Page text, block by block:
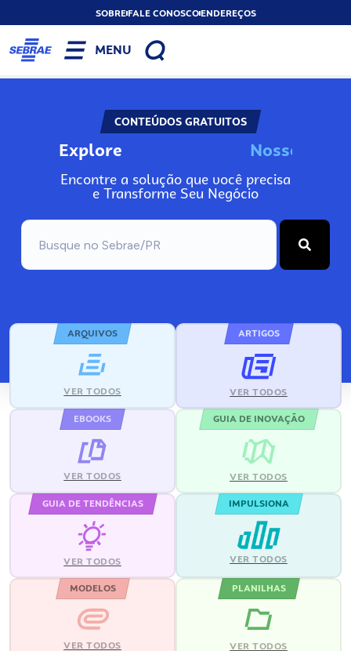
SOBREFALE CONOSCOENDEREÇOS
MENU
CONTEÚDOS GRATUITOS
Explore Nos
Encontre a solução que você precisa
e Transforme Seu Negócio
ARQUIVOS
VER TODOS
ARTIGOS
VER TODOS
EBOOKS
VER TODOS
GUIA DE INOVAÇÃO
VER TODOS
GUIA DE TENDÊNCIAS
VER TODOS
IMPULSIONA
VER TODOS
MODELOS
VER TODOS
PLANILHAS
VER TODOS